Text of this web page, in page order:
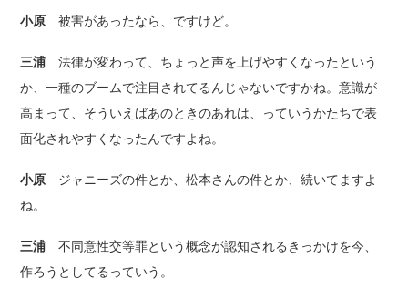
小原 被害があったなら、ですけど。
三浦 法律が変わって、ちょっと声を上げやすくなったという
か、一種のブームで注目されてるんじゃないですかね。意識が
高まって、そういえばあのときのあれは、っていうかたちで表
面化されやすくなったんですよね。
小原 ジャニーズの件とか、松本さんの件とか、続いてますよ
ね。
三浦 不同意性交等罪という概念が認知されるきっかけを今、
作ろうとしてるっていう。